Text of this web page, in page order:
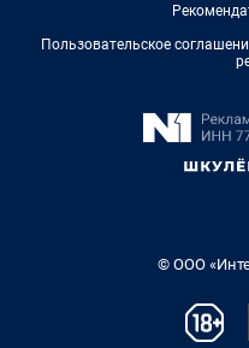
Пользовательское
© ООО